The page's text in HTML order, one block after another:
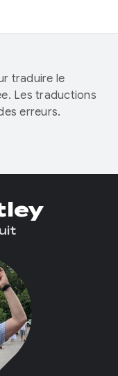
traduire le
Les traductions
erreurs.